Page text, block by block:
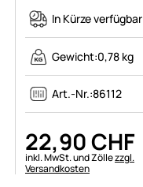
In Kürze verfügbar
Gewicht:0,78 kg
Art.-Nr.:86112
22,90CHF
Steuerhinweis:
inkl. MwSt. und Zöllezzgl.
Versandkosten